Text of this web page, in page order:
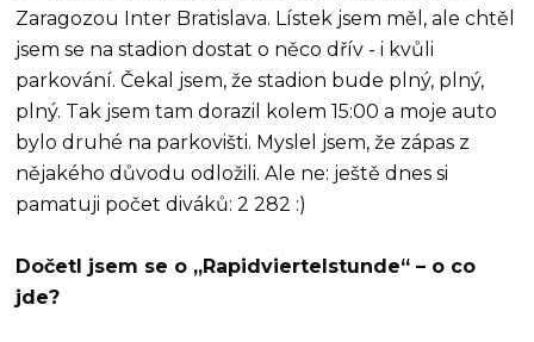
Zaragozou Inter Bratislava. Lístek jsem měl, ale chtěl
jsem se na stadion dostat o něco dřív - i kvůli
parkování. Čekal jsem, že stadion bude plný, plný,
plný. Tak jsem tam dorazil kolem 15:00 a moje auto
bylo druhé na parkovišti. Myslel jsem, že zápas z
nějakého důvodu odložili. Ale ne: ještě dnes si
pamatuji počet diváků: 2 282 :)
Dočetl jsem se o „Rapidviertelstunde“ – o co
jde?